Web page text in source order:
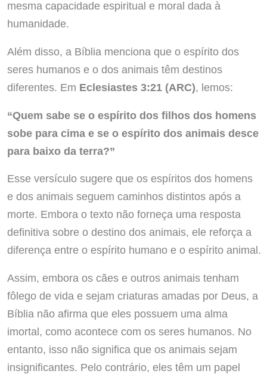
mesma capacidade espiritual e moral dada à
humanidade.
Além disso, a Bíblia menciona que o espírito dos
seres humanos e o dos animais têm destinos
diferentes. Em Eclesiastes 3:21 (ARC), lemos:
“Quem sabe se o espírito dos filhos dos homens
sobe para cima e se o espírito dos animais desce
para baixo da terra?”
Esse versículo sugere que os espíritos dos homens
e dos animais seguem caminhos distintos após a
morte. Embora o texto não forneça uma resposta
definitiva sobre o destino dos animais, ele reforça a
diferença entre o espírito humano e o espírito animal.
Assim, embora os cães e outros animais tenham
fôlego de vida e sejam criaturas amadas por Deus, a
Bíblia não afirma que eles possuem uma alma
imortal, como acontece com os seres humanos. No
entanto, isso não significa que os animais sejam
insignificantes. Pelo contrário, eles têm um papel